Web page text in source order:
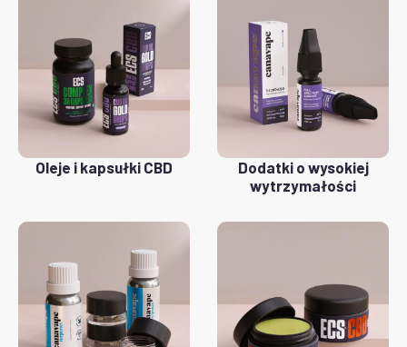
Oleje i kapsułki CBD
Dodatki o wysokiej
wytrzymałości